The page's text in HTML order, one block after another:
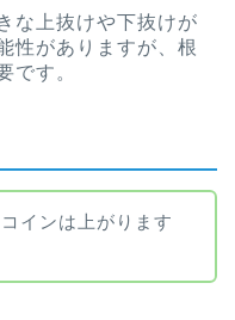
な上抜けや下抜けが
性がありますが、根
です。
インは上がります